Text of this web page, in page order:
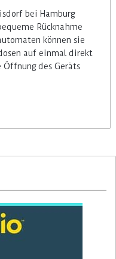
bei Hamburg
Rücknahme
können sie
auf einmal direkt
des Geräts